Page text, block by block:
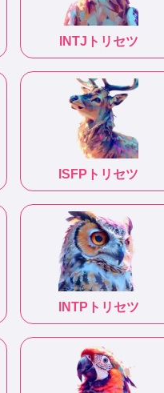
INTJ トリセツ
ISFP トリセツ
INTP トリセツ